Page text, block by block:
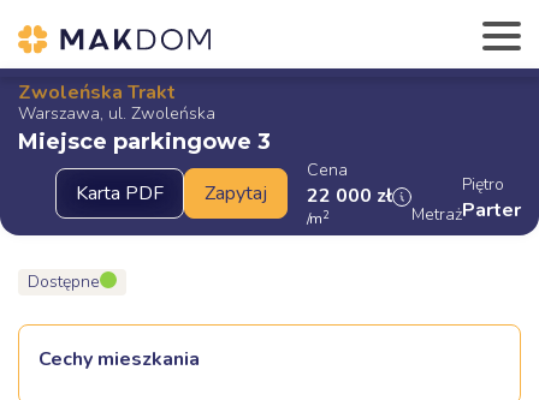
Zwoleńska Trakt
Warszawa, ul. Zwoleńska
Miejsce parkingowe 3
Cena
22 000 zł
/m2 Metraż
Piętro
Parter
Dostępne
Cechy mieszkania